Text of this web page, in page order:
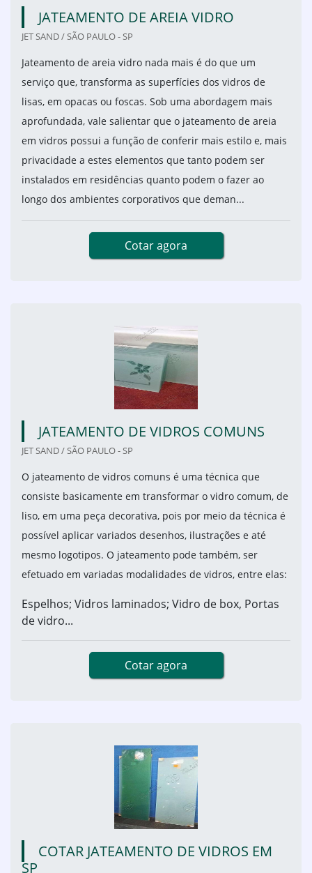
JATEAMENTO DE AREIA VIDRO
JET SAND / SÃO PAULO - SP
Jateamento de areia vidro nada mais é do que um
serviço que, transforma as superfícies dos vidros de
lisas, em opacas ou foscas. Sob uma abordagem mais
aprofundada, vale salientar que o jateamento de areia
em vidros possui a função de conferir mais estilo e, mais
privacidade a estes elementos que tanto podem ser
instalados em residências quanto podem o fazer ao
longo dos ambientes corporativos que deman...
Cotar agora
JATEAMENTO DE VIDROS COMUNS
JET SAND / SÃO PAULO - SP
O jateamento de vidros comuns é uma técnica que
consiste basicamente em transformar o vidro comum, de
liso, em uma peça decorativa, pois por meio da técnica é
possível aplicar variados desenhos, ilustrações e até
mesmo logotipos. O jateamento pode também, ser
efetuado em variadas modalidades de vidros, entre elas:
Espelhos; Vidros laminados; Vidro de box, Portas
de vidro...
Cotar agora
COTAR JATEAMENTO DE VIDROS EM
SP